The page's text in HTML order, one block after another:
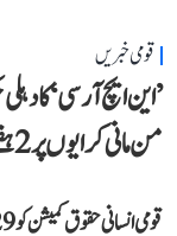
قومی خبریں
’این ایچ آر سی‘ کا
من مانی کرایوں پر 2 ہفتے میں رپورٹ طلب